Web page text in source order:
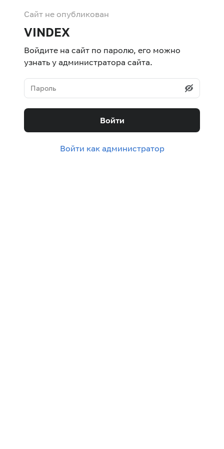
Сайт не опубликован
VINDEX
Войдите на сайт по паролю, его можно
узнать у администратора сайта.
Войти
Войти как администратор